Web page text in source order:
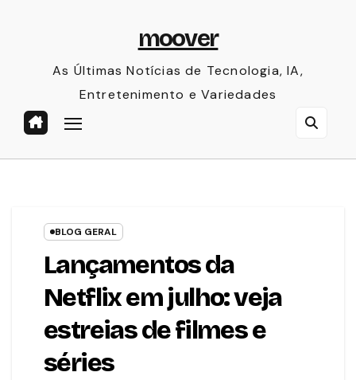
moover
As Últimas Notícias de Tecnologia, IA,
Entretenimento e Variedades
BLOG GERAL
Lançamentos da
Netflix em julho: veja
estreias de filmes e
séries